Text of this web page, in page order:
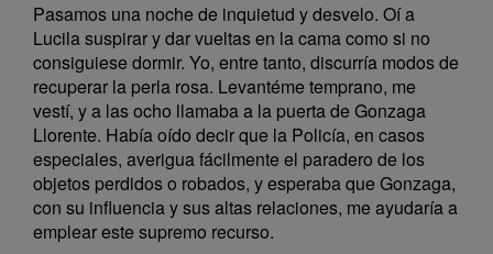
Pasamos una noche de inquietud y desvelo. Oí a
Lucila suspirar y dar vueltas en la cama como si no
consiguiese dormir. Yo, entre tanto, discurría modos de
recuperar la perla rosa. Levantéme temprano, me
vestí, y a las ocho llamaba a la puerta de Gonzaga
Llorente. Había oído decir que la Policía, en casos
especiales, averigua fácilmente el paradero de los
objetos perdidos o robados, y esperaba que Gonzaga,
con su influencia y sus altas relaciones, me ayudaría a
emplear este supremo recurso.